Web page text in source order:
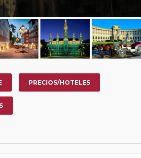
PRECIOS/HOTELES